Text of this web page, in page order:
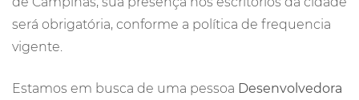
será obrigatória, conforme a política de frequencia
vigente.
Estamos em busca de uma pessoa Desenvolvedora